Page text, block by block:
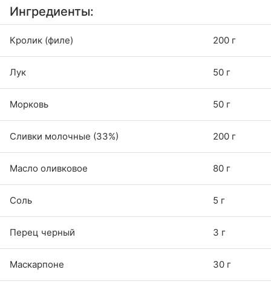
Ингредиенты:
Кролик (филе) 200 г
Лук 50 г
Морковь 50 г
Сливки молочные (33%) 200 г
Масло оливковое 80 г
Соль 5 г
Перец черный 3 г
Маскарпоне 30 г